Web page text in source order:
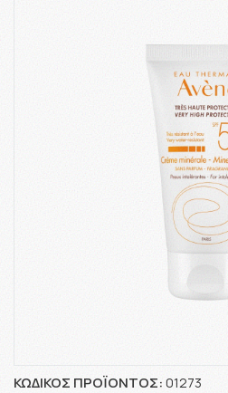
ΚΩΔΙΚΌΣ ΠΡΟΪΌΝΤΟΣ: 01273